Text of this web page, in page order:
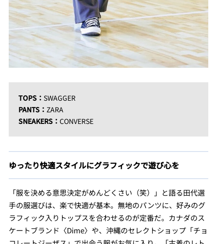
TOPS： SWAGGER
PANTS： ZARA
SNEAKERS： CONVERSE
ゆったり快適スタイルにグラフィックで遊び心を
「服を決める意思決定がめんどくさい（笑）」と語る田代選
手の服選びは、楽で快適が基本。無地のパンツに、好みのグ
ラフィック入りトップスを合わせるのが定番だ。カナダのス
ケートブランド〈Dime〉や、沖縄のセレクトショップ「チョ